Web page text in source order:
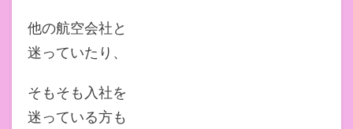
他の航空会社と
迷っていたり、
そもそも入社を
迷っている方も